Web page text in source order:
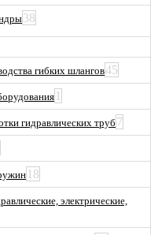
38
гибких шлангов45
1
гидравлических труб7
18
электрические,